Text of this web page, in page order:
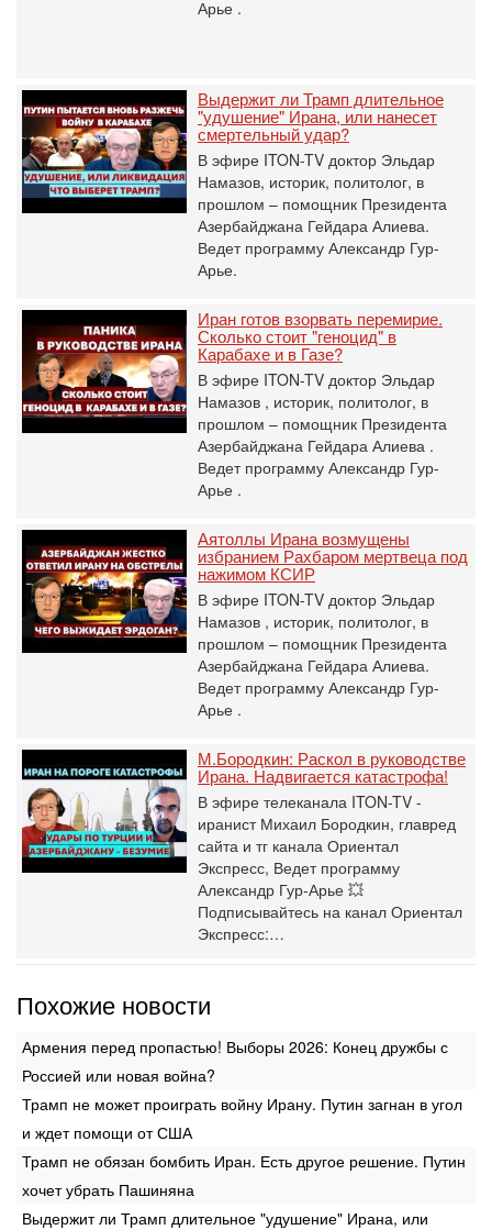
Арье .
Выдержит ли Трамп длительное
"удушение" Ирана, или нанесет
смертельный удар?
В эфире ITON-TV доктор Эльдар
Намазов, историк, политолог, в
прошлом – помощник Президента
Азербайджана Гейдара Алиева.
Ведет программу Александр Гур-
Арье.
Иран готов взорвать перемирие.
Сколько стоит "геноцид" в
Карабахе и в Газе?
В эфире ITON-TV доктор Эльдар
Намазов , историк, политолог, в
прошлом – помощник Президента
Азербайджана Гейдара Алиева .
Ведет программу Александр Гур-
Арье .
Аятоллы Ирана возмущены
избранием Рахбаром мертвеца под
нажимом КСИР
В эфире ITON-TV доктор Эльдар
Намазов , историк, политолог, в
прошлом – помощник Президента
Азербайджана Гейдара Алиева.
Ведет программу Александр Гур-
Арье .
М.Бородкин: Раскол в руководстве
Ирана. Надвигается катастрофа!
В эфире телеканала ITON-TV -
иранист Михаил Бородкин, главред
сайта и тг канала Ориентал
Экспресс, Ведет программу
Александр Гур-Арье 💥
Подписывайтесь на канал Ориентал
Экспресс:…
Похожие новости
Армения перед пропастью! Выборы 2026: Конец дружбы с
Россией или новая война?
Трамп не может проиграть войну Ирану. Путин загнан в угол
и ждет помощи от США
Трамп не обязан бомбить Иран. Есть другое решение. Путин
хочет убрать Пашиняна
Выдержит ли Трамп длительное "удушение" Ирана, или